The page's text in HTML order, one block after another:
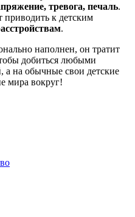
тревога, печаль.
приводить к детским
.
наполнен, он тратит
добиться любыми
а на обычные свои детские
мира вокруг!